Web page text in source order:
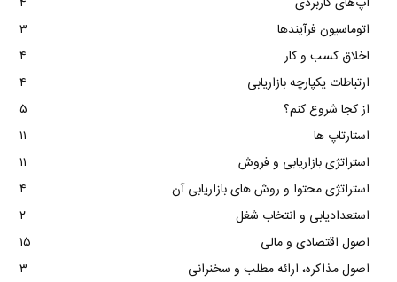
اتوماسیون فرآیندها
۳
اخلاق کسب و کار
۴
ارتباطات یکپارچه بازاریابی
۴
از کجا شروع کنم؟
۵
استارتاپ ها
۱۱
استراتژی بازاریابی و فروش
۱۱
استراتژی محتوا و روش های بازاریابی آن
۴
استعدادیابی و انتخاب شغل
۲
اصول اقتصادی و مالی
۱۵
اصول مذاکره، ارائه مطلب و سخنرانی
۳